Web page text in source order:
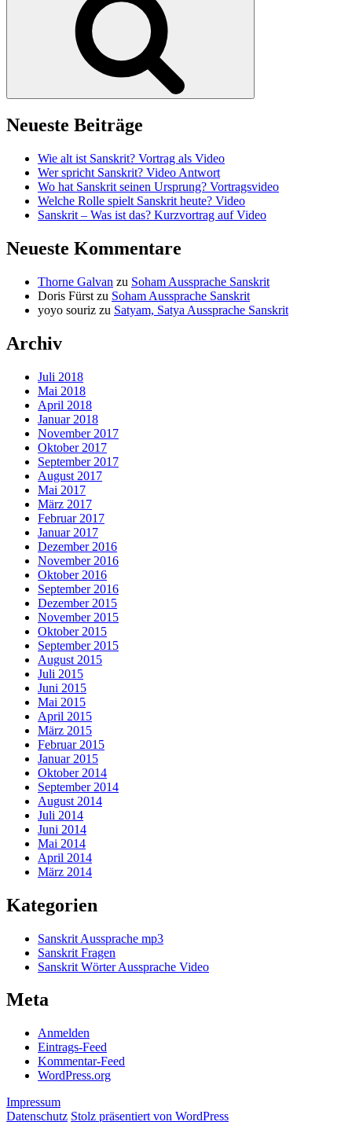
Neueste Beiträge
Wie alt ist Sanskrit? Vortrag als Video
Wer spricht Sanskrit? Video Antwort
Wo hat Sanskrit seinen Ursprung? Vortragsvideo
Welche Rolle spielt Sanskrit heute? Video
Sanskrit – Was ist das? Kurzvortrag auf Video
Neueste Kommentare
Thorne Galvan zu Soham Aussprache Sanskrit
Doris Fürst zu Soham Aussprache Sanskrit
yoyo souriz zu Satyam, Satya Aussprache Sanskrit
Archiv
Juli 2018
Mai 2018
April 2018
Januar 2018
November 2017
Oktober 2017
September 2017
August 2017
Mai 2017
März 2017
Februar 2017
Januar 2017
Dezember 2016
November 2016
Oktober 2016
September 2016
Dezember 2015
November 2015
Oktober 2015
September 2015
August 2015
Juli 2015
Juni 2015
Mai 2015
April 2015
März 2015
Februar 2015
Januar 2015
Oktober 2014
September 2014
August 2014
Juli 2014
Juni 2014
Mai 2014
April 2014
März 2014
Kategorien
Sanskrit Aussprache mp3
Sanskrit Fragen
Sanskrit Wörter Aussprache Video
Meta
Anmelden
Eintrags-Feed
Kommentar-Feed
WordPress.org
Impressum
Datenschutz Stolz präsentiert von WordPress